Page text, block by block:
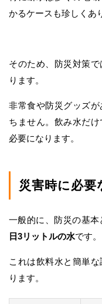
かるケースも珍しくあ
そのため、防災対策で
ります。
非常食や防災グッズ
ちません。飲み水だ
必要になります。
災害時に必要
一般的に、防災の基
日3リットルの水です。
これは飲料水と簡単
ります。